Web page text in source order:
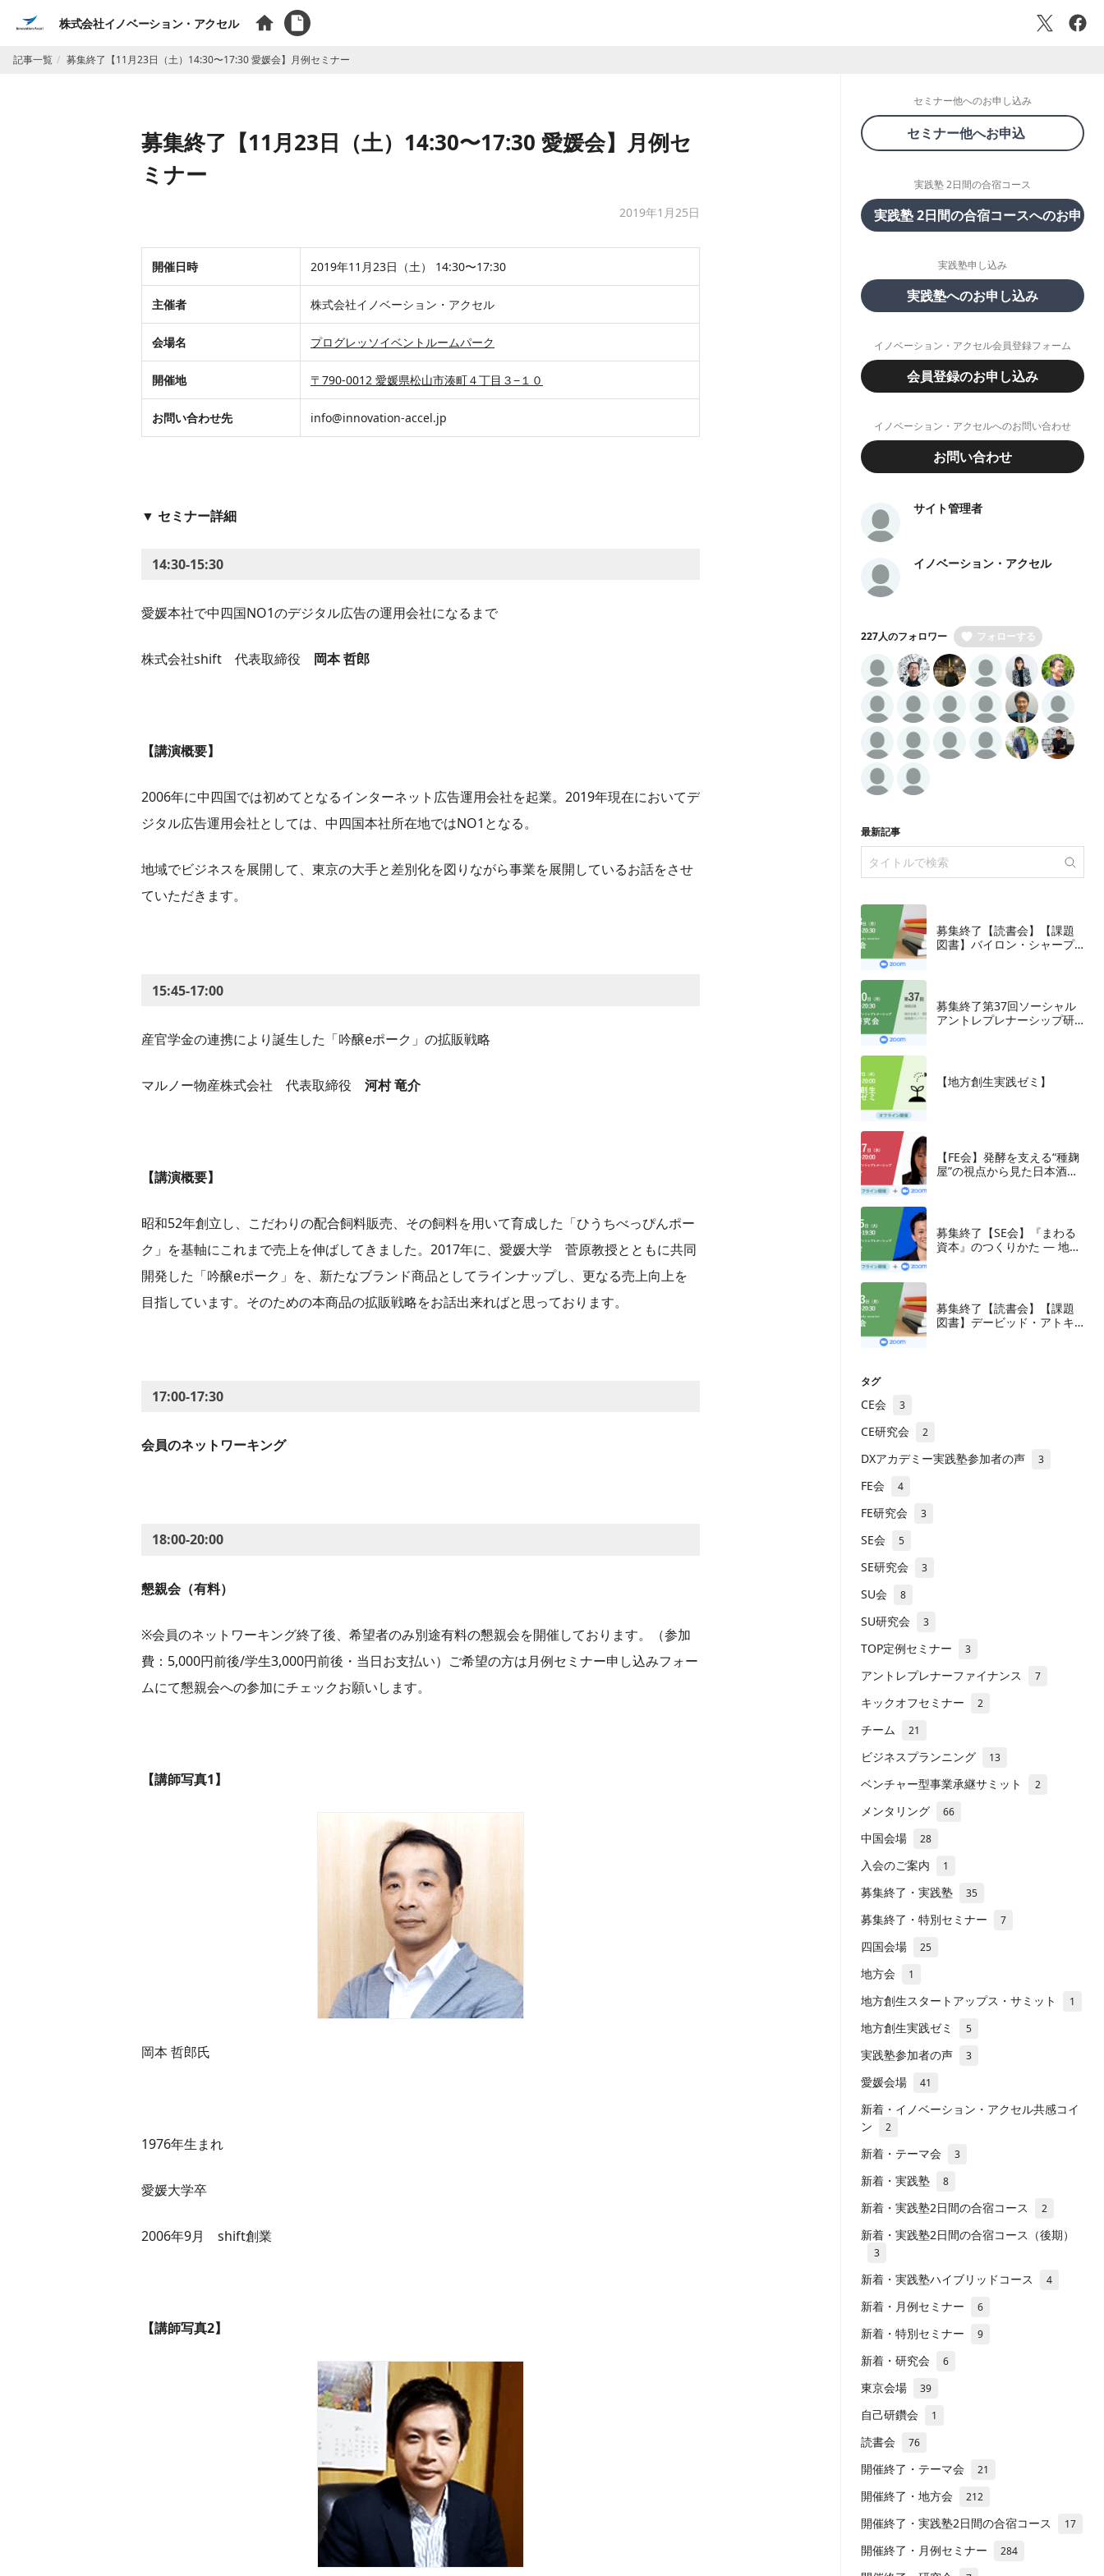
株式会社イノベーション・アクセル
記事一覧 募集終了【11月23日（土）14:30〜17:30 愛媛会】月例セミナー
募集終了【11月23日（土）14:30〜17:30 愛媛会】月例セ
ミナー
2019年1月25日
​​​​​​開催日時 ​​​​2019年11月23日（土） 14:30〜17:30​
​​主催者 ​​​株式会社イノベーション・アクセル
​会場名 ​​​​プログレッソイベントルームパーク​
​​開催地 ​​〒790-0012 愛媛県松山市湊町４丁目３−１０​
​​​​お問い合わせ先​ ​​​​​info@innovation-accel.jp​
▼ セミナー詳細
14:30-15:30
愛媛本社で中四国NO1のデジタル広告の運用会社になるまで
株式会社shift 代表取締役 岡本 哲郎
【講演概要】
2006年に中四国では初めてとなるインターネット広告運用会社を起業。2019年現在においてデ
ジタル広告運用会社としては、中四国本社所在地ではNO1となる。
地域でビジネスを展開して、東京の大手と差別化を図りながら事業を展開しているお話をさせ
ていただきます。
15:45-17:00
産官学金の連携により誕生した「吟醸eポーク」の拡販戦略
マルノー物産株式会社 代表取締役 河村 竜介
【講演概要】
昭和52年創立し、こだわりの配合飼料販売、その飼料を用いて育成した「ひうちべっぴんポー
ク」を基軸にこれまで売上を伸ばしてきました。2017年に、愛媛大学 菅原教授とともに共同
開発した「吟醸eポーク」を、新たなブランド商品としてラインナップし、更なる売上向上を
目指しています。そのための本商品の拡販戦略をお話出来ればと思っております。
17:00-17:30
会員のネットワーキング
18:00-20:00
懇親会（有料）
※会員のネットワーキング終了後、希望者のみ別途有料の懇親会を開催しております。（参加
費：5,000円前後/学生3,000円前後・当日お支払い）ご希望の方は月例セミナー申し込みフォー
ムにて懇親会への参加にチェックお願いします。
【講師写真1】
岡本 哲郎氏
1976年生まれ
愛媛大学卒
2006年9月 shift創業
【講師写真2】
セミナー他へのお申し込み
セミナー他へお申込
実践塾 2日間の合宿コース
実践塾 2日間の合宿コースへのお申し
実践塾申し込み
実践塾へのお申し込み
イノベーション・アクセル会員登録フォーム
会員登録のお申し込み
イノベーション・アクセルへのお問い合わせ
お問い合わせ
サイト管理者
イノベーション・アクセル
227人のフォロワー フォローする
最新記事
募集終了【読書会】【課題
図書】バイロン・シャープ
版、2018年
募集終了第37回ソーシャル
アントレプレナーシップ研
【地方創生実践ゼミ】
【FE会】発酵を支える“種麹
屋”の視点から見た日本酒産
募集終了【SE会】『まわる
資本』のつくりかた — 地方
募集終了【読書会】【課題
図書】デービッド・アトキ
タグ
CE会 3
CE研究会 2
DXアカデミー実践塾参加者の声 3
FE会 4
FE研究会 3
SE会 5
SE研究会 3
SU会 8
SU研究会 3
TOP定例セミナー 3
アントレプレナーファイナンス 7
キックオフセミナー 2
チーム 21
ビジネスプランニング 13
ベンチャー型事業承継サミット 2
メンタリング 66
中国会場 28
入会のご案内 1
募集終了・実践塾 35
募集終了・特別セミナー 7
四国会場 25
地方会 1
地方創生スタートアップス・サミット 1
地方創生実践ゼミ 5
実践塾参加者の声 3
愛媛会場 41
新着・イノベーション・アクセル共感コイ
ン
2
新着・テーマ会 3
新着・実践塾 8
新着・実践塾2日間の合宿コース 2
新着・実践塾2日間の合宿コース（後期）
3
新着・実践塾ハイブリッドコース 4
新着・月例セミナー 6
新着・特別セミナー 9
新着・研究会 6
東京会場 39
自己研鑽会 1
読書会 76
開催終了・テーマ会 21
開催終了・地方会 212
開催終了・実践塾2日間の合宿コース 17
開催終了・月例セミナー 284